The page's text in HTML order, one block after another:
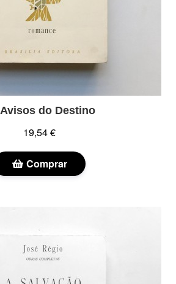
do Destino
19,54 €
Comprar